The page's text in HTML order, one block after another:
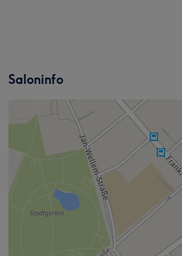
Saloninfo